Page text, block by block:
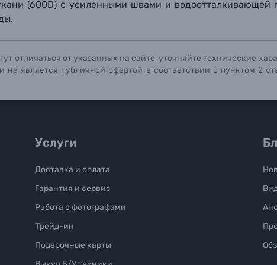
Отправить вопрос
Отправить вопрос
(600D) с усиленными швами и водоотталкивающей
отличаться от указанных на сайте, уточняйте технические
не является публичной офертой в соответствии с пунктом 2
Отправить вопрос
Услуги
Доставка и оплата
Гарантия и сервис
Работа с фотографами
Трейд-ин
Подарочные карты